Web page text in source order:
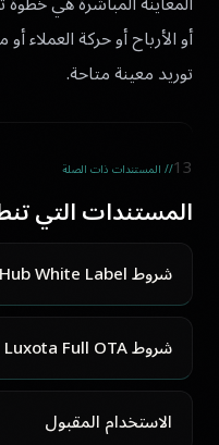
أو الأرباح أو حركة العملاء
توريد معينة متاحة.
13// المستندات ذات الصلة
المستندات التي
شروط ShareHub White Label
شروط Luxota Full OTA
الاستخدام المقبول